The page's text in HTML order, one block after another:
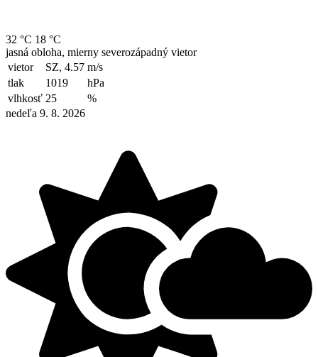
32 °C 18 °C
jasná obloha, mierny severozápadný vietor
vietor
SZ, 4.57 m/s
tlak
1019
hPa
vlhkosť 25
%
nedeľa 9. 8. 2026